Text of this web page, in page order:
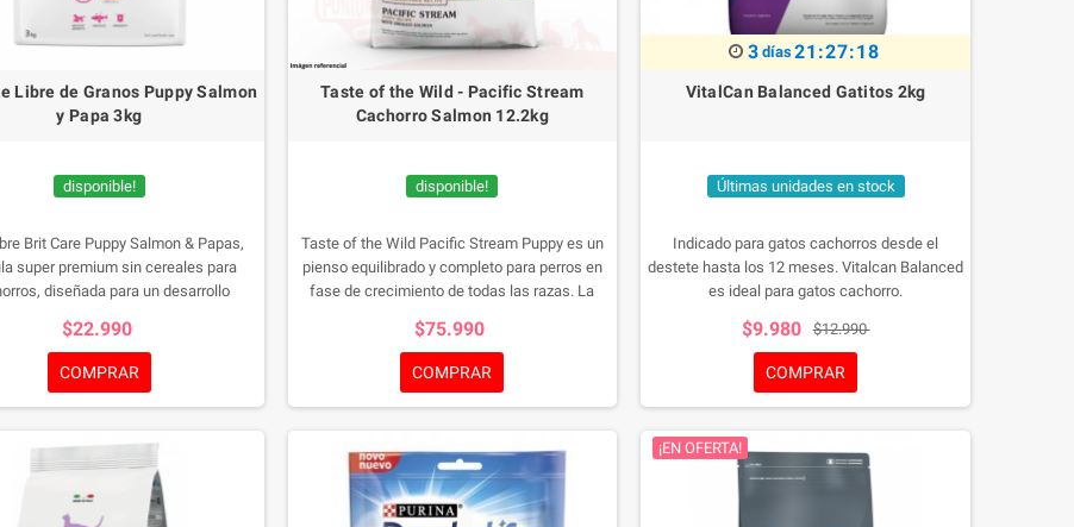
Libre de Granos Puppy Salmon
y Papa 3kg
disponible!
Brit Care Puppy Salmon & Papas,
super premium sin cereales para
diseñada para un desarrollo
merece lo mejor ¡Cómpralo hoy y
comienzo saludable!
$22.990
COMPRAR
Taste of the Wild - Pacific Stream
Cachorro Salmon 12.2kg
disponible!
Taste of the Wild Pacific Stream Puppy es un
pienso equilibrado y completo para perros en
fase de crecimiento de todas las razas. La
alimenticias naturales de los perros, para una
alimentación adecuada. Por ello, este pienso
no contiene cereales, ya que este componente
suele provocar intolerancias alimenticias y a
$75.990
COMPRAR
3 días21:27:17
VitalCan Balanced Gatitos 2kg
Últimas unidades en stock
Indicado para gatos cachorros desde el
destete hasta los 12 meses. Vitalcan Balanced
es ideal para gatos cachorro.
$9.980 $12.990
COMPRAR
¡EN OFERTA!